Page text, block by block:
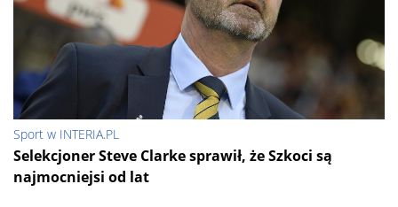
Sport w INTERIA.PL
Selekcjoner Steve Clarke sprawił, że Szkoci są
najmocniejsi od lat